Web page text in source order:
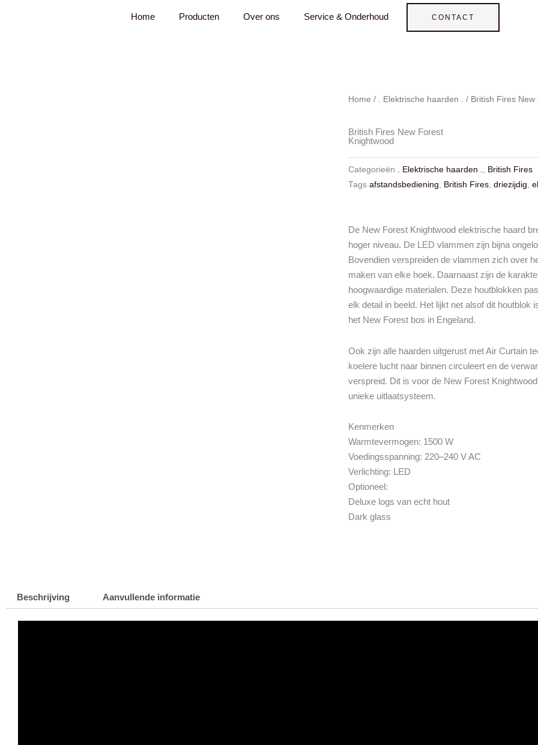
Home Producten Over ons Service & Onderhoud CONTACT
Home / . Elektrische haarden . / British Fires New
British Fires New Forest
Knightwood
Categorieën . Elektrische haarden .
British Fires
Tags afstandsbediening British Fires driezijdig
De New Forest Knightwood elektrische haard
hoger niveau. De LED vlammen zijn bijna
Bovendien verspreiden de vlammen zich over
maken van elke hoek. Daarnaast zijn de
hoogwaardige materialen. Deze houtblokken
elk detail in beeld. Het lijkt net alsof dit houtblok
het New Forest bos in Engeland.
Ook zijn alle haarden uitgerust met Air Curtain
koelere lucht naar binnen circuleert en de
verspreid. Dit is voor de New Forest
unieke uitlaatsysteem.
Kenmerken
Warmtevermogen: 1500 W
Voedingsspanning: 220–240 V AC
Verlichting: LED
Optioneel:
Deluxe logs van echt hout
Dark glass
Beschrijving Aanvullende informatie